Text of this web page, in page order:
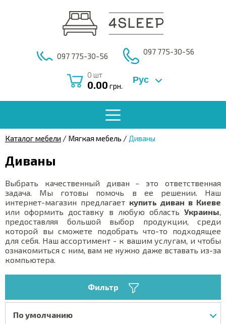
097 775-30-56 097 775-30-56
0 шт
0.00 грн.
Рус
Каталог мебели / Мягкая мебель / Диваны
Диваны
Выбрать качественный диван - это ответственная
задача. Мы готовы помочь в ее решении. Наш
интернет-магазин предлагает купить диван в Киеве
или оформить доставку в любую область Украины,
предоставляя большой выбор продукции, среди
которой вы сможете подобрать что-то подходящее
для себя. Наш ассортимент - к вашим услугам, и чтобы
ознакомиться с ним, вам не нужно даже вставать из-за
компьютера.
Фильтр
По умолчанию